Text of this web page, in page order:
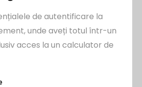
de autentificare la
unde aveți totul într-un
acces la un calculator de